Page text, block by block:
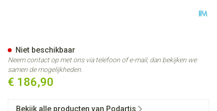
€ 186,90
Niet beschikbaar
Neem contact op met ons via telefoon of e-mail, dan bekijken we
samen de mogelijkheden.
Bekijk alle producten van Podartis